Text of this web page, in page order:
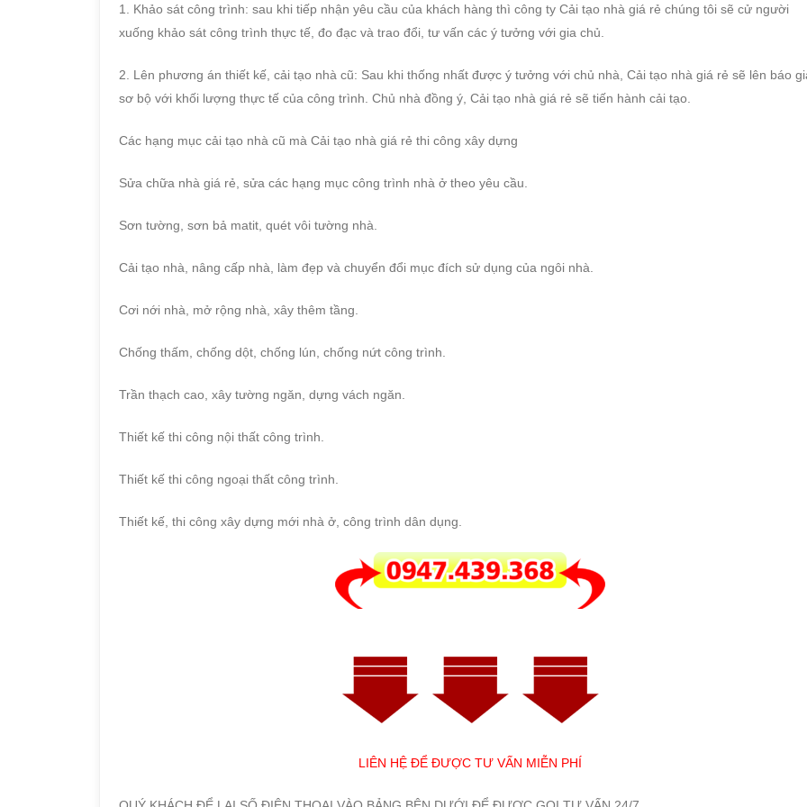
1. Khảo sát công trình: sau khi tiếp nhận yêu cầu của khách hàng thì công ty Cải tạo nhà giá rẻ chúng tôi sẽ cử người
xuống khảo sát công trình thực tế, đo đạc và trao đổi, tư vấn các ý tưởng với gia chủ.
2. Lên phương án thiết kế, cải tạo nhà cũ: Sau khi thống nhất được ý tưởng với chủ nhà, Cải tạo nhà giá rẻ sẽ lên báo
sơ bộ với khối lượng thực tế của công trình. Chủ nhà đồng ý, Cải tạo nhà giá rẻ sẽ tiến hành cải tạo.
Các hạng mục cải tạo nhà cũ mà Cải tạo nhà giá rẻ thi công xây dựng
Sửa chữa nhà giá rẻ, sửa các hạng mục công trình nhà ở theo yêu cầu.
Sơn tường, sơn bả matit, quét vôi tường nhà.
Cải tạo nhà, nâng cấp nhà, làm đẹp và chuyển đổi mục đích sử dụng của ngôi nhà.
Cơi nới nhà, mở rộng nhà, xây thêm tầng.
Chống thấm, chống dột, chống lún, chống nứt công trình.
Trần thạch cao, xây tường ngăn, dựng vách ngăn.
Thiết kế thi công nội thất công trình.
Thiết kế thi công ngoại thất công trình.
Thiết kế, thi công xây dựng mới nhà ở, công trình dân dụng.
LIÊN HỆ ĐỂ ĐƯỢC TƯ VẤN MIỄN PHÍ